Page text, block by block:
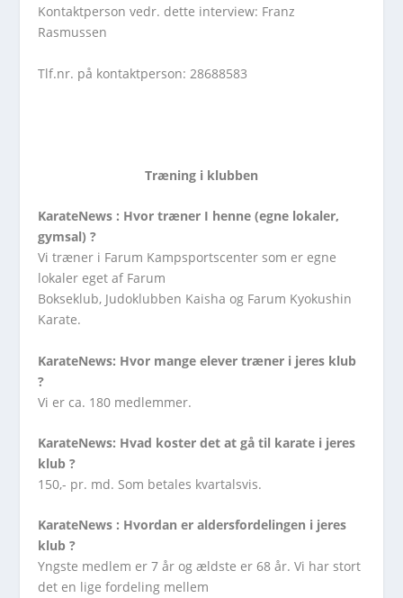
Kontaktperson vedr. dette interview: Franz
Rasmussen
Tlf.nr. på kontaktperson: 28688583
Træning i klubben
KarateNews : Hvor træner I henne (egne lokaler,
gymsal) ?
Vi træner i Farum Kampsportscenter som er egne
lokaler eget af Farum
Bokseklub, Judoklubben Kaisha og Farum Kyokushin
Karate.
KarateNews: Hvor mange elever træner i jeres klub
?
Vi er ca. 180 medlemmer.
KarateNews: Hvad koster det at gå til karate i jeres
klub ?
150,- pr. md. Som betales kvartalsvis.
KarateNews : Hvordan er aldersfordelingen i jeres
klub ?
Yngste medlem er 7 år og ældste er 68 år. Vi har stort
det en lige fordeling mellem